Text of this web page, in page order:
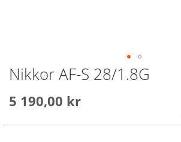
Nikkor AF-S 28/1.8G
5 190,00 kr
Skip
to
beginning
the